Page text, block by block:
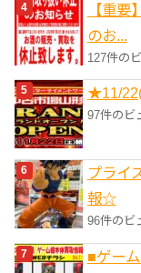
【重
のお...
127件の
★11/
97件のビ
プライ
報☆
96件のビ
■ゲー